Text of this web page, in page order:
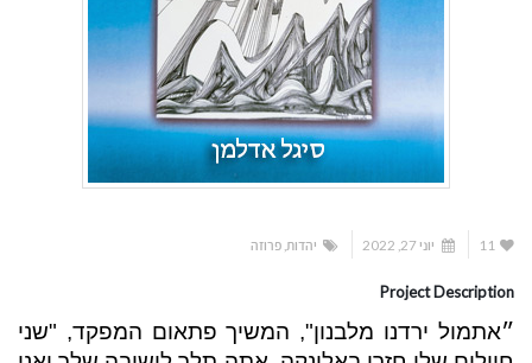
11 יוני 27, 2022 יהדות ,פרוזה
Project Description
״אתמול ירדנו מלבנון", המשיך פתאום המפקד, "שני